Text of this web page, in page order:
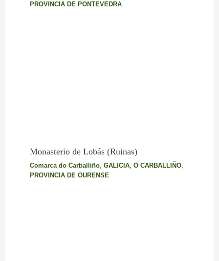
PROVINCIA DE PONTEVEDRA
Monasterio de Lobás (Ruinas)
Comarca do Carballiño, GALICIA, O CARBALLIÑO,
PROVINCIA DE OURENSE